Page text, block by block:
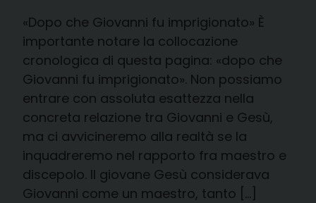
«Dopo che Giovanni fu imprigionato» È
importante notare la collocazione
cronologica di questa pagina: «dopo che
Giovanni fu imprigionato». Non possiamo
entrare con assoluta esattezza nella
concreta relazione tra Giovanni e Gesù,
ma ci avvicineremo alla realtà se la
inquadreremo nel rapporto fra maestro e
discepolo. Il giovane Gesù considerava
Giovanni come un maestro, tanto […]